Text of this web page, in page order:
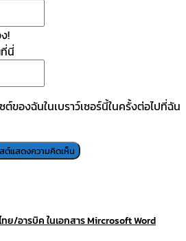
!
นี่
ต์ของฉันในเบราว์เซอร์นี้ในครั้งต่อไปที่ฉัน
ย/อารบิค ในเอกสาร Mircrosoft Word